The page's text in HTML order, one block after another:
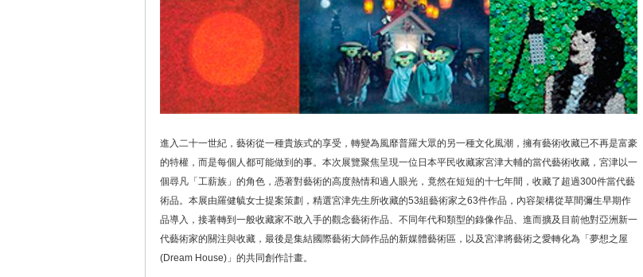
進入二十一世紀，藝術從一種貴族式的享受，轉變為風靡普羅大眾的另一種文化風潮，擁有藝術收藏已不再是富豪
的特權，而是每個人都可能做到的事。本次展覽聚焦呈現一位日本平民收藏家宮津大輔的當代藝術收藏，宮津以一
個尋凡「工薪族」的角色，憑著對藝術的高度熱情和過人眼光，竟然在短短的十七年間，收藏了超過300件當代藝
術品。本展由羅健毓女士提案策劃，精選宮津先生所收藏的53組藝術家之63件作品，內容架構從草間彌生早期作
品導入，接著轉到一般收藏家不敢入手的觀念藝術作品、不同年代和類型的錄像作品、進而擴及目前他對亞洲新一
代藝術家的關注與收藏，最後是集結國際藝術大師作品的新媒體藝術區，以及宮津將藝術之愛轉化為「夢想之屋
(Dream House)」的共同創作計畫。